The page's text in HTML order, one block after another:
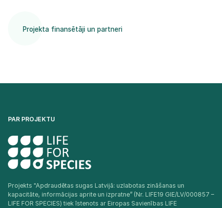
Projekta finansētāji un partneri
PAR PROJEKTU
Projekts "Apdraudētas sugas Latvijā: uzlabotas zināšanas un
kapacitāte, informācijas aprite un izpratne” (Nr. LIFE19 GIE/LV/000857 –
LIFE FOR SPECIES) tiek īstenots ar Eiropas Savienības LIFE